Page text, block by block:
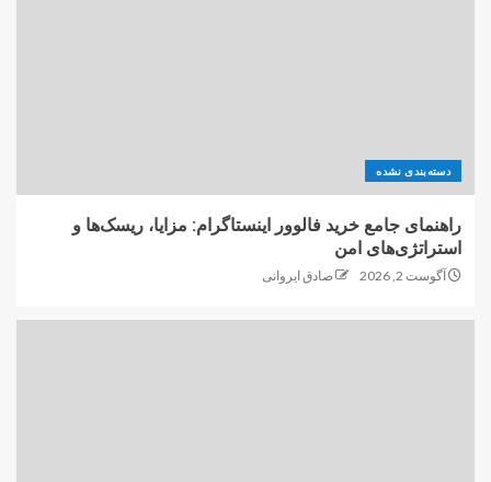
دسته‌بندی نشده
راهنمای جامع خرید فالوور اینستاگرام: مزایا، ریسک‌ها و
استراتژی‌های امن
آگوست 2, 2026 صادق ایروانی